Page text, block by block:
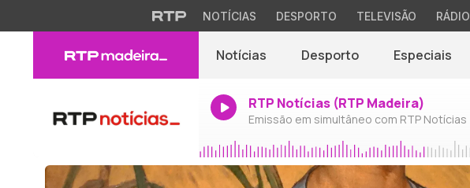
NOTÍCIAS DESPORTO TELEVISÃO RÁDIO
Notícias Desporto Especiais
RTP Notícias (RTP Madeira)
Emissão em simultâneo com RTP Notícias